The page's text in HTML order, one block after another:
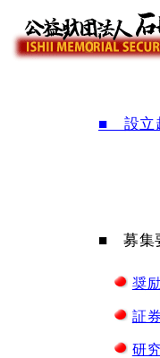
■ 設立
■ 募集
奨
証
研